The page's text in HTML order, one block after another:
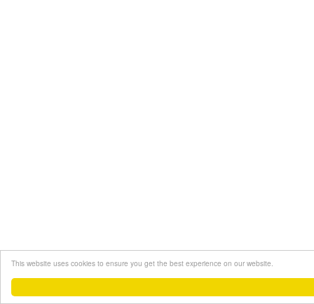
This website uses cookies to ensure you get the best experience on our website.